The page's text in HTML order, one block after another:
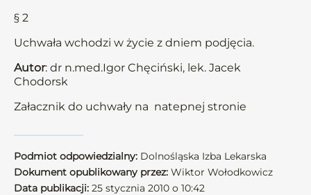
§ 2
Uchwała wchodzi w życie z dniem podjęcia.
Autor: dr n.med.Igor Chęciński, lek. Jacek
Chodorsk
Załacznik do uchwały na natepnej stronie
Podmiot odpowiedzialny: Dolnośląska Izba Lekarska
Dokument opublikowany przez: Wiktor Wołodkowicz
Data publikacji: 25 stycznia 2010 o 10:42